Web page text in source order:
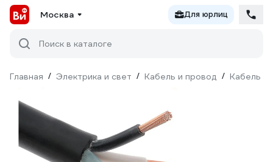
Москва Для юрлиц
Поиск в каталоге
Главная / Электрика и свет / Кабель и провод / Кабель КГ